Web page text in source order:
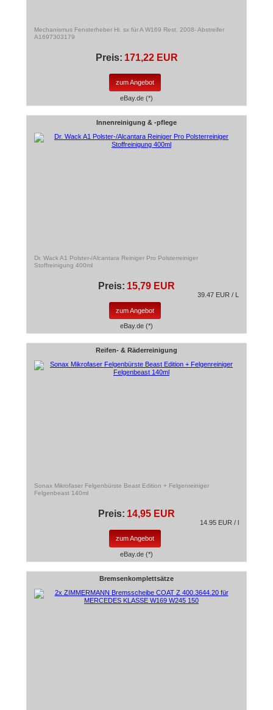
Mechanismus Fensterheber Hi. sx für A W169 Rest. 2008- Abstreifer
A1697303179
Preis: 171,22 EUR
zum Angebot
eBay.de (*)
Innenreinigung & -pflege
Dr. Wack A1 Polster-/Alcantara Reiniger Pro Polsterreiniger
Stoffreinigung 400ml
Preis: 15,79 EUR
39.47 EUR / L
zum Angebot
eBay.de (*)
Reifen- & Räderreinigung
Sonax Mikrofaser Felgenbürste Beast Edition + Felgenreiniger
Felgenbeast 140ml
Preis: 14,95 EUR
14.95 EUR / l
zum Angebot
eBay.de (*)
Bremsenkomplettsätze